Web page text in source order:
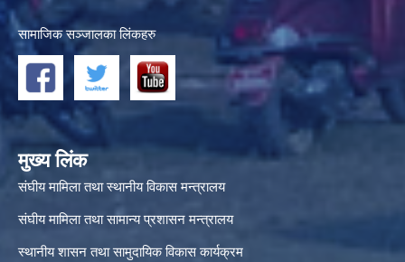
सामाजिक सञ्जालका लिंकहरु
मुख्य लिंक
संघीय मामिला तथा स्थानीय विकास मन्त्रालय
संघीय मामिला तथा सामान्य प्रशासन मन्त्रालय
स्थानीय शासन तथा सामुदायिक विकास कार्यक्रम